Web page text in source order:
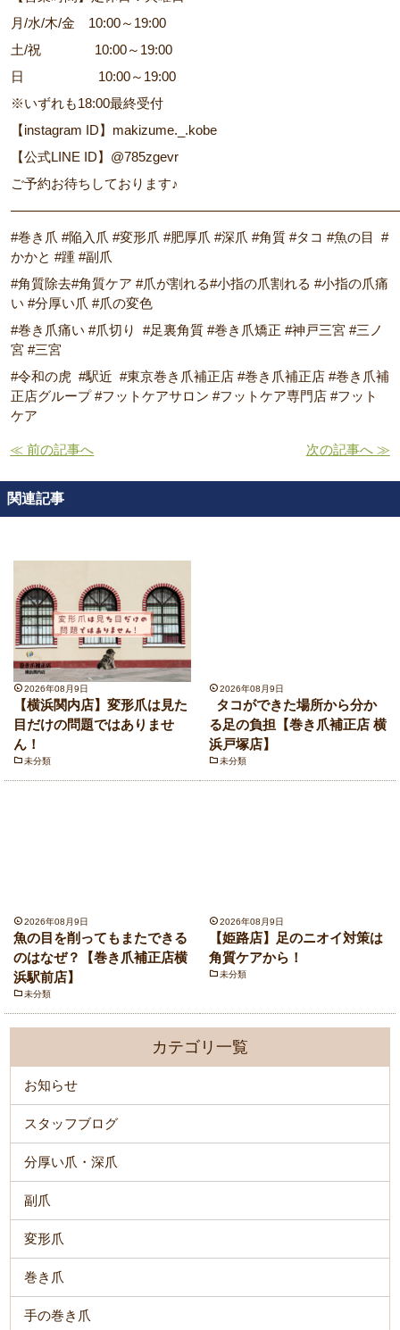
月/水/木/金 10:00～19:00
土/祝 10:00～19:00
日 10:00～19:00
※いずれも18:00最終受付
【instagram ID】makizume._.kobe
【公式LINE ID】@785zgevr
ご予約お待ちしております♪
#巻き爪 #陥入爪 #変形爪 #肥厚爪 #深爪 #角質 #タコ #魚の目 #
かかと #踵 #副爪
#角質除去#角質ケア #爪が割れる#小指の爪割れる #小指の爪痛
い #分厚い爪 #爪の変色
#巻き爪痛い #爪切り #足裏角質 #巻き爪矯正 #神戸三宮 #三ノ
宮 #三宮
#令和の虎 #駅近 #東京巻き爪補正店 #巻き爪補正店 #巻き爪補
正店グループ #フットケアサロン #フットケア専門店 #フット
ケア
≪ 前の記事へ 次の記事へ ≫
関連記事
2026年08月9日
【横浜関内店】変形爪は見た
目だけの問題ではありませ
ん！
未分類
2026年08月9日
タコができた場所から分か
る足の負担【巻き爪補正店 横
浜戸塚店】
未分類
2026年08月9日
魚の目を削ってもまたできる
のはなぜ？【巻き爪補正店横
浜駅前店】
未分類
2026年08月9日
【姫路店】足のニオイ対策は
角質ケアから！
未分類
カテゴリ一覧
お知らせ
スタッフブログ
分厚い爪・深爪
副爪
変形爪
巻き爪
手の巻き爪